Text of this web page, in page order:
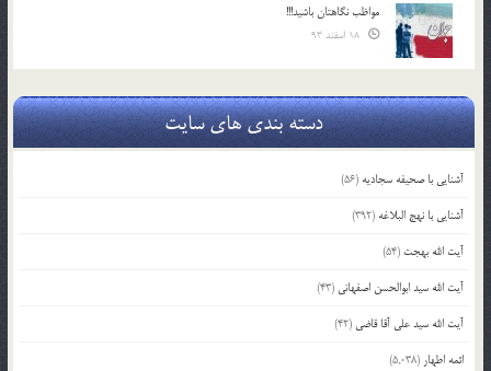
مواظب نگاهتان باشید!!!
دسته بندی های سایت
آشنایی با صحیفه سجادیه (56)
آشنایی با نهج البلاغه (392)
آیت الله بهجت (54)
آیت الله سید ابوالحسن اصفهانی (43)
آیت الله سید علی آقا قاضی (42)
ائمه اطهار (5,038)